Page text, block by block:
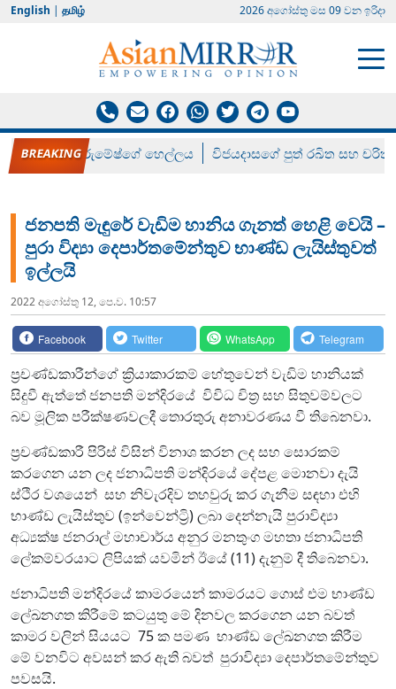
English | தமிழ் 2026 අගෝස්‍තු මස 09 වන ඉරිදා
රන් ගෙනා රුමේෂ්ගේ හෙල්ලය විජයදාසගේ පුත් රඛිත සහ චරිත්
ජනපති මැඳුරේ වැඩිම හානිය ගැනත් හෙළි වෙයි –
පුරා විද්‍යා දෙපාර්තමේන්තුව භාණ්ඩ ලැයිස්තුවත්
ඉල්ලයි
2022 අගෝස්‍තු 12, පෙ.ව. 10:57
Facebook Twitter WhatsApp Telegram
ප්‍රචණ්ඩකාරීන්ගේ ක්‍රියාකාරකම් හේතුවෙන් වැඩිම හානියක්
සිදුවී ඇත්තේ ජනපති මන්දිරයේ විවිධ චිත්‍ර සහ සිතුවම්වලට
බව මූලික පරීක්ෂණවලදී තොරතුරු අනාවරණය වී තිබෙනවා.
ප්‍රචණ්ඩකාරී පිරිස් විසින් විනාශ කරන ලද සහ සොරකම්
කරගෙන යන ලද ජනාධිපති මන්දිරයේ දේපළ මොනවා දැයි
ස්ථිර වශයෙන් සහ නිවැරදිව තහවුරු කර ගැනීම සඳහා එහි
භාණ්ඩ ලැයිස්තුව (ඉන්වෙන්ට්‍රි) ලබා දෙන්නැයි පුරාවිද්‍යා
අධ්‍යක්ෂ ජනරාල් මහාචාර්ය අනුර මනතුංග මහතා ජනාධිපති
ලේකම්වරයාට ලිපියක් යවමින් ඊයේ (11) දැනුම් දී තිබෙනවා.
ජනාධිපති මන්දිරයේ කාමරයෙන් කාමරයට ගොස් එම භාණ්ඩ
ලේඛනගත කිරීමේ කටයුතු මේ දිනවල කරගෙන යන බවත්
කාමර වලින් සියයට 75 ක පමණ භාණ්ඩ ලේඛනගත කිරීම
මේ වනවිට අවසන් කර ඇති බවත් පුරාවිද්‍යා දෙපාර්තමේන්තුව
පවසයි.